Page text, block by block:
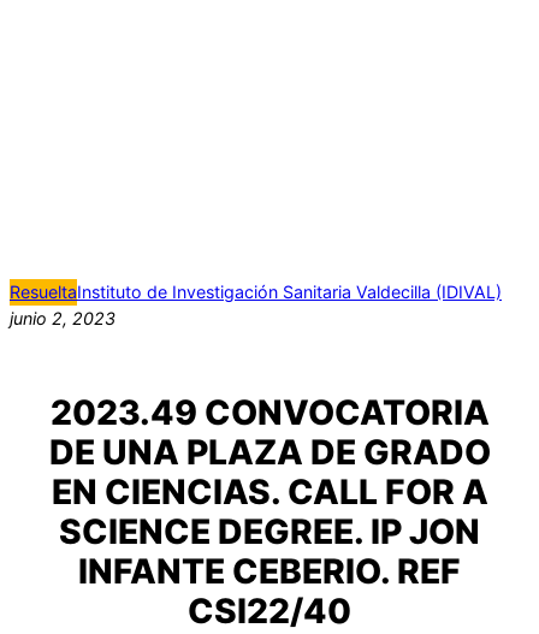
ResueltaInstituto de Investigación Sanitaria Valdecilla (IDIVAL)
junio 2, 2023
2023.49 CONVOCATORIA
DE UNA PLAZA DE GRADO
EN CIENCIAS. CALL FOR A
SCIENCE DEGREE. IP JON
INFANTE CEBERIO. REF
CSI22/40